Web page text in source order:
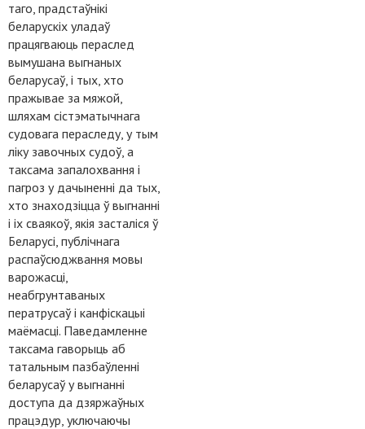
таго, прадстаўнікі
беларускіх уладаў
працягваюць пераслед
вымушана выгнаных
беларусаў, і тых, хто
пражывае за мяжой,
шляхам сістэматычнага
судовага пераследу, у тым
ліку завочных судоў, а
таксама запалохвання і
пагроз у дачыненні да тых,
хто знаходзіцца ў выгнанні
і іх сваякоў, якія засталіся ў
Беларусі, публічнага
распаўсюджвання мовы
варожасці,
неабгрунтаваных
ператрусаў і канфіскацыі
маёмасці. Паведамленне
таксама гаворыць аб
татальным пазбаўленні
беларусаў у выгнанні
доступа да дзяржаўных
працэдур, уключаючы